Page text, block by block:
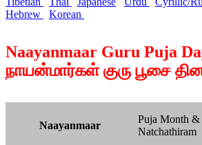
Hebrew
Korean
Naayanmaar Guru Puja
நாயன்மார்கள் குரு பூசை
Naayanmaar
Puja Month &
Natchathiram